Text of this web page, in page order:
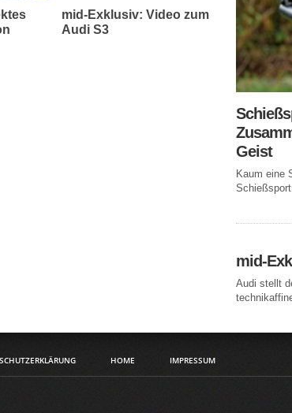
mid-Exklusiv: Video zum
Audi S3
Geist
Kaum eine
mid-
Audi stellt
HOME IMPRESSUM